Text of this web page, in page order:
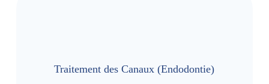
Traitement des Canaux (Endodontie)